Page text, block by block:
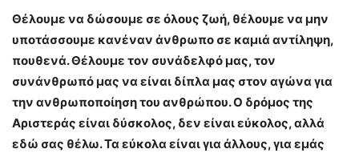
Θέλουμε να δώσουμε σε όλους ζωή, θέλουμε να μην
υποτάσσουμε κανέναν άνθρωπο σε καμιά αντίληψη,
πουθενά. Θέλουμε τον συνάδελφό μας, τον
συνάνθρωπό μας να είναι δίπλα μας στον αγώνα για
την ανθρωποποίηση του ανθρώπου. Ο δρόμος της
Αριστεράς είναι δύσκολος, δεν είναι εύκολος, αλλά
εδώ σας θέλω. Τα εύκολα είναι για άλλους, για εμάς